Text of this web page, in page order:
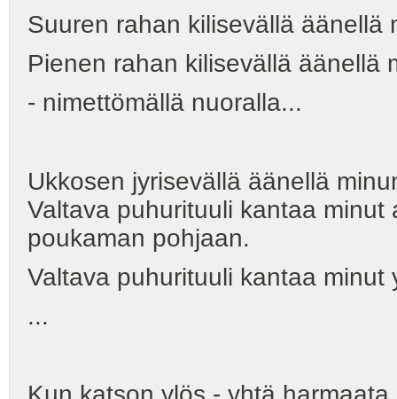
Suuren rahan kilisevällä äänellä
Pienen rahan kilisevällä äänellä
- nimettömällä nuoralla...
Ukkosen jyrisevällä äänellä
Valtava puhurituuli kantaa
poukaman pohjaan.
Valtava puhurituuli kantaa
...